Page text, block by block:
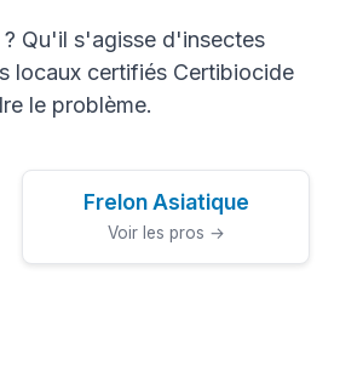
? Qu'il s'agisse d'insectes
locaux certifiés Certibiocide
le problème.
Frelon Asiatique
Voir les pros →